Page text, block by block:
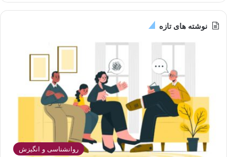
نوشته های تازه
روانشناسی و انگیزش